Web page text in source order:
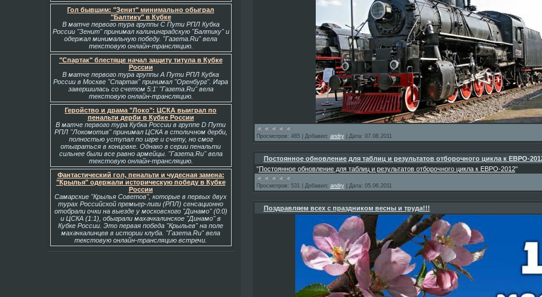
Гол бывшим: "Зенит" минимально обыграл
"Балтику" в Кубке
В матче первого тура группы С Пути РПЛ Кубка
России "Зенит" принимал калининградскую "Балтику" и
одержал минимальную победу. "Газета.Ru" вела
текстовую онлайн-трансляцию.
"Спартак" блестяще начал защиту титула в Кубке
России
В матче первого тура группы А Пути РПЛ Кубка
России в Москве "Спартак" принимал "Оренбург". Игра
завершилась со счетом 5:1' "Газета.Ru" вела
текстовую онлайн-трансляцию.
Геройство и драма "Локо": ЦСКА выиграл по
пенальти дерби в Кубке России
В матче первого тура Кубка России в группе D Пути
РПЛ "Локомотив" принимал ЦСКА в столичном дерби,
полностью уступал по игре и счету, но смог
отыграться в концовке. Однако в серии пенальти
сильнее были все равно армейцы. "Газета.Ru" вела
текстовую онлайн-трансляцию.
Фантастический гол, пенальти и чудесная замена:
"Крылья" одержали историческую победу в Кубке
России
Самарские "Крылья Советов", которые в первых двух
турах Российской премьер-лиги (РПЛ) сенсационно
отобрали очки на выезде у московского "Динамо" (0:0)
и ЦСКА (1:1), обыграли махачкалинское "Динамо" в
Кубке России. Это первая победа "Крыльев" на поле
махачкалинцев в истории клуба. "Газета.Ru" вела
текстовую онлайн-трансляцию встречи.
Просмотров: 485 Добавил: andry Дата: 07.08.2011
Постоянное обновление для таблиц и результатов отборочного цикла к ЕВРО-
"Постоянное обновление для таблиц и результатов отборочного цикла к ЕВРО-2012"
Просмотров: 531 Добавил: andry Дата: 05.06.2011
Поздравляем всех с праздником весны и труда!!!